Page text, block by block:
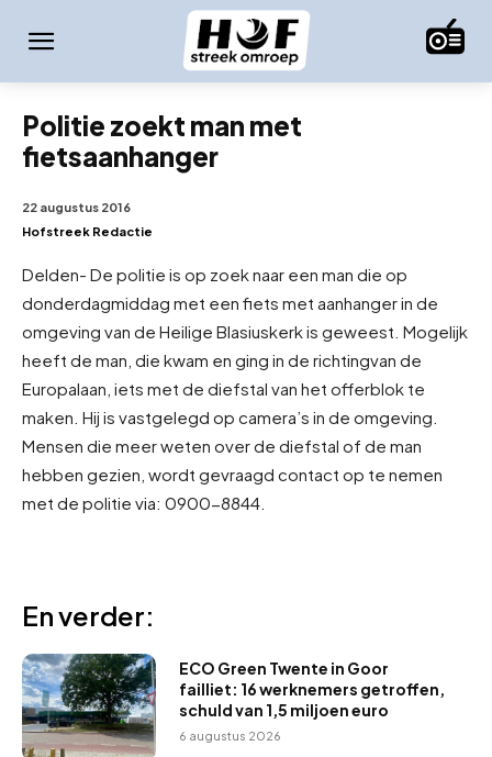
Politie zoekt man met
fietsaanhanger
22 augustus 2016
Hofstreek Redactie
Delden- De politie is op zoek naar een man die op
donderdagmiddag met een fiets met aanhanger in de
omgeving van de Heilige Blasiuskerk is geweest. Mogelijk
heeft de man, die kwam en ging in de richtingvan de
Europalaan, iets met de diefstal van het offerblok te
maken. Hij is vastgelegd op camera’s in de omgeving.
Mensen die meer weten over de diefstal of de man
hebben gezien, wordt gevraagd contact op te nemen
met de politie via: 0900-8844.
En verder:
ECO Green Twente in Goor
failliet: 16 werknemers getroffen,
schuld van 1,5 miljoen euro
6 augustus 2026